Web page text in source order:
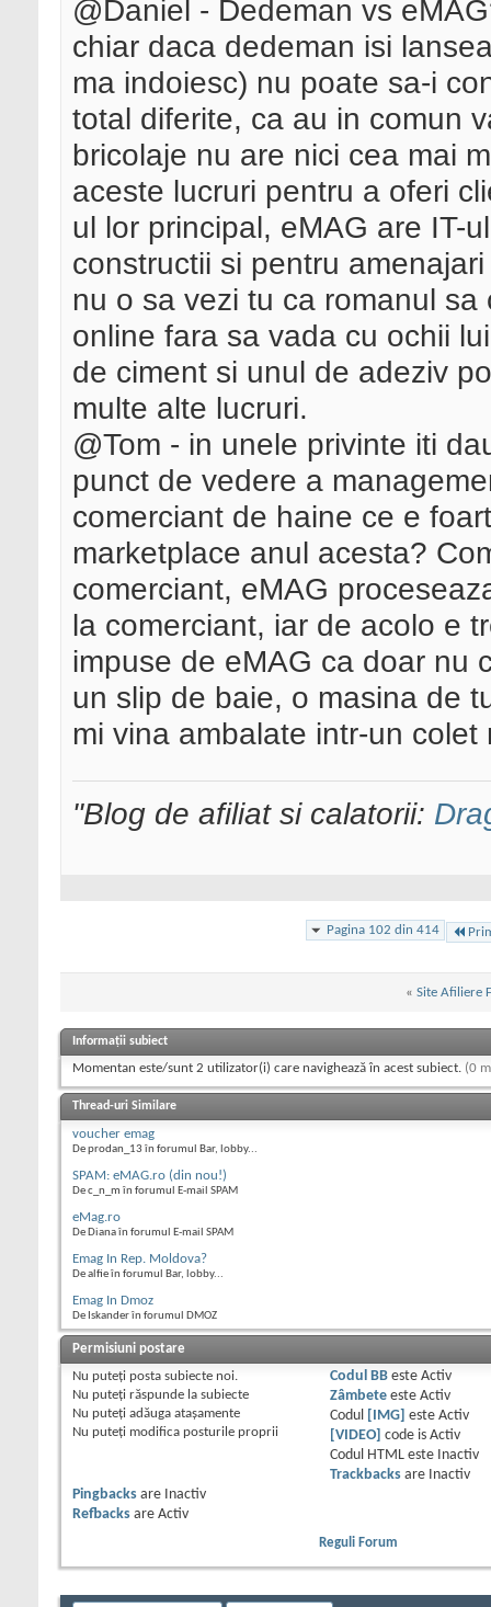
@Daniel - Dedeman vs
chiar daca dedeman isi
ma indoiesc) nu poate sa-i
total diferite, ca au in comun
bricolaje nu are nici cea mai
aceste lucruri pentru a oferi
ul lor principal, eMAG are IT-
constructii si pentru
nu o sa vezi tu ca romanul
online fara sa vada cu ochii
de ciment si unul de adeziv
multe alte lucruri.
@Tom - in unele privinte iti
punct de vedere a
comerciant de haine ce e
marketplace anul acesta?
comerciant, eMAG
la comerciant, iar de acolo e
impuse de eMAG ca doar nu
un slip de baie, o masina de
mi vina ambalate intr-un colet
"Blog de afiliat si calatorii:
Pagina 102 din 414
« Site Afiliere
Informații subiect
Momentan este/sunt 2 utilizator(i) care navighează în acest subiect. (0
Thread-uri Similare
voucher emag
De prodan_13 în forumul Bar, lobby...
SPAM: eMAG.ro (din nou!)
De c_n_m în forumul E-mail SPAM
eMag.ro
De Diana în forumul E-mail SPAM
Emag In Rep. Moldova?
De alfie în forumul Bar, lobby...
Emag In Dmoz
De Iskander în forumul DMOZ
Permisiuni postare
Nu puteţi posta subiecte noi.
Nu puteţi răspunde la subiecte
Nu puteţi adăuga ataşamente
Nu puteţi modifica posturile proprii
Codul BBeste Activ
Zâmbeteeste Activ
Codul
[IMG] este Activ
[VIDEO] code is Activ
Codul HTML este
Inactiv
Trackbacksare
Inactiv
Pingbacks are
Inactiv
Refbacks are Activ
Reguli Forum